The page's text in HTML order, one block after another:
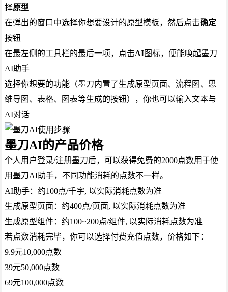
择原型
在弹出的窗口中选择你想要设计的原型模板，然后点击确定
按钮
在最左侧的工具栏的最后一项，点击AI图标，便能唤起墨刀
AI助手
选择你想要的功能（墨刀内置了生成原型页面、流程图、思
维导图、表格、图表等生成的按钮），你也可以输入文本与
AI对话
墨刀AI的产品价格
个人用户登录/注册墨刀后，可以获得免费的2000点数用于使
用墨刀AI助手，不同功能消耗的点数不一样。
AI助手：约100点/千字, 以实际消耗点数为准
生成原型页面：约400点/页面, 以实际消耗点数为准
生成原型组件：约100~200点/组件, 以实际消耗点数为准
若点数消耗完毕，你可以选择付费充值点数，价格如下：
9.9元10,000点数
39元50,000点数
69元100,000点数